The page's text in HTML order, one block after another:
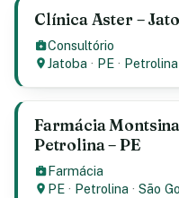
Clínica Aster –
Consultório
Jatoba · PE · Petrolina
Farmácia
Petrolina – PE
Farmácia
PE · Petrolina ·São